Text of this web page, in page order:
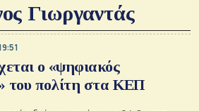
Γιωργαντάς
ο «ψηφιακός
του πολίτη στα ΚΕΠ